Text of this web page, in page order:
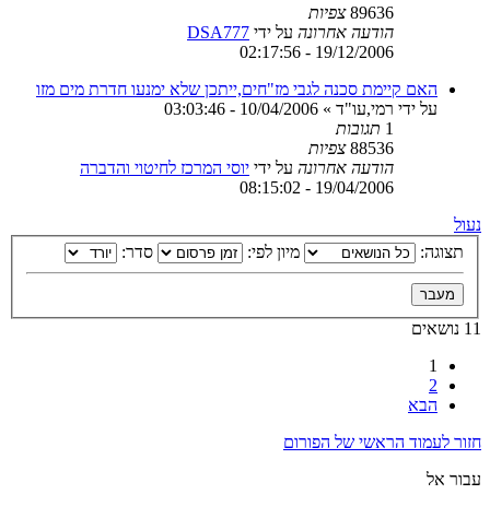
89636 צפיות
הודעה אחרונה על ידי DSA777
19/12/2006 - 02:17:56
האם קיימת סכנה לגבי מז"חים,ייתכן שלא ימנעו חדרת מים מזו
על ידי רמי,עו"ד »
10/04/2006 - 03:03:46
1 תגובות
88536 צפיות
הודעה אחרונה על ידי יוסי המרכז לחיטוי והדברה
19/04/2006 - 08:15:02
נעול
תצוגה:
מיון לפי: סדר:
11 נושאים
1
2
הבא
חזור לעמוד הראשי של הפורום
עבור אל